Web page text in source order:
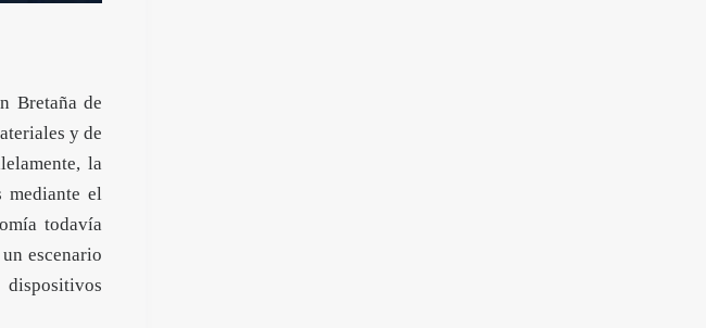
Bretaña de
y de
la
mediante el
todavía
escenario